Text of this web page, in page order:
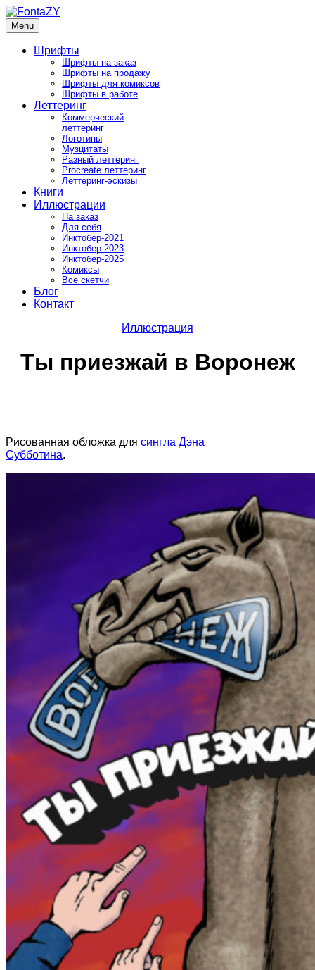
Skip
to
content
FontaZY
Fonts and pictures by Zakhar Yaschin
Menu
Шрифты
Шрифты на заказ
Шрифты на продажу
Шрифты для комиксов
Шрифты в работе
Леттеринг
Коммерческий
леттеринг
Логотипы
Музцитаты
Разный леттеринг
Procreate леттеринг
Леттеринг-эскизы
Книги
Иллюстрации
На заказ
Для себя
Инктобер-2021
Инктобер-2023
Инктобер-2025
Комиксы
Все скетчи
Блог
Контакт
Иллюстрация
Ты приезжай в Воронеж
Рисованная обложка для сингла Дэна
Субботина.